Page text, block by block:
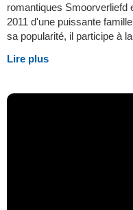
romantiques Smoorverliefd
2011 d'une puissante
sa popularité, il participe à
Lire plus